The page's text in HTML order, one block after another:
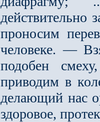
действительно
проносим
человеке. —
подобен
приводим в
делающий нас
здоровое,